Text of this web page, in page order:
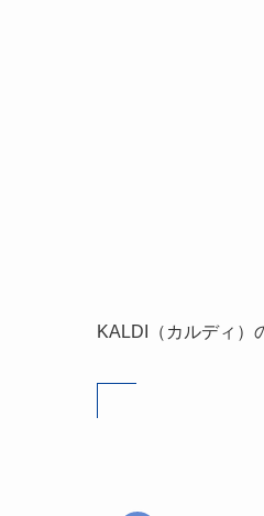
KALDI（カルディ）